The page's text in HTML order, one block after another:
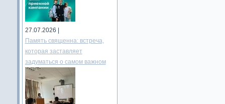
27.07.2026 |
Память священна: встреча,
которая заставляет
задуматься о самом важном